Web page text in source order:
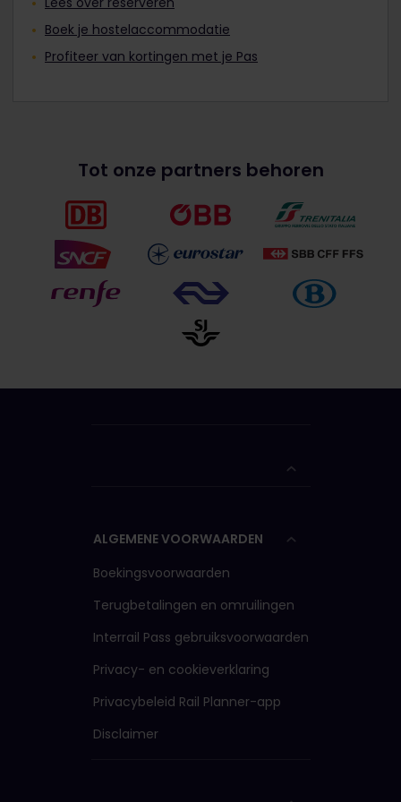
Boek je hostelaccommodatie
Profiteer van kortingen met je Pas
Tot onze partners behoren
ALGEMENE VOORWAARDEN
Boekingsvoorwaarden
Terugbetalingen en omruilingen
Interrail Pass gebruiksvoorwaarden
Privacy- en cookieverklaring
Privacybeleid Rail Planner-app
Disclaimer